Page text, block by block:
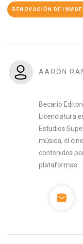
RENOVACIÓN DE
AARÓN
Becario
Licenciatura
Estudios
música, el
contenidos
plataformas.